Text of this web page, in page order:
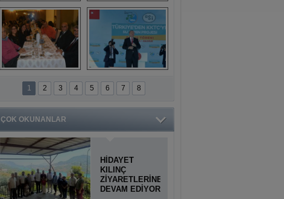
Titiopolis Antik
Kenti tanıtımı
Doğan Cüceloğlu,
İstanbul’da Mersinli
hemşerileriyle
buluştu
Anamurlular
Buluşması
KKTC’ye Su Temin
Projesi açılışı
1 2 3 4 5 6 7 8
ÇOK OKUNANLAR
HİDAYET
KILINÇ
ZİYARETLERİNE
DEVAM EDİYOR